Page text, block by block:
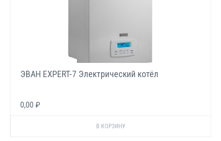
ЭВАН EXPERT-7 Электрический котёл
0,00 ₽